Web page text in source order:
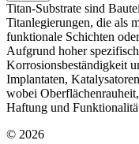
Titan-Substrate sind
Titanlegierungen, die als
funktionale Schichten
Aufgrund hoher
Korrosionsbeständigkeit
Implantaten,
wobei
Haftung und
© 2026